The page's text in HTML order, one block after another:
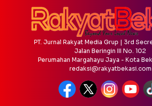
PT. Jurnal Rakyat Media Grup | 3rd
Jalan Beringin III No. 102
Perumahan Margahayu Jaya - Kota
redaksi@rakyatbekasi.com